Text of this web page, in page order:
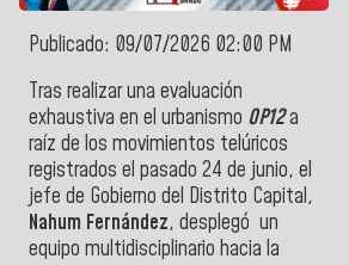
Publicado: 09/07/2026 02:00 PM
Tras realizar una evaluación
exhaustiva en el urbanismo OP12a
raíz de los movimientos telúricos
registrados el pasado 24 de junio, el
jefe de Gobierno del Distrito Capital,
Nahum Fernández, desplegó un
equipo multidisciplinario hacia la